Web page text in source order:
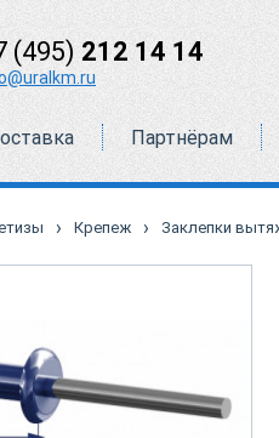
(495) 212 14 14
Партнёрам
› Крепеж › Заклепки